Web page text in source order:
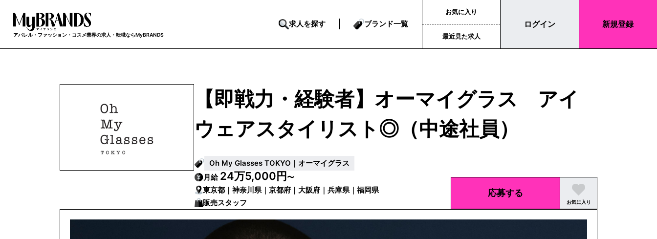
アパレル・ファッション・コスメ業界の求人・転職ならMyBRANDS
求人を探す ブランド一覧
お気に入り
最近見た求人
ログイン 新規登録
【即戦力・経験者】オーマイグラス アイ
ウェアスタイリスト◎（中途社員）
Oh My Glasses TOKYO｜オーマイグラス
月給 24万5,000円〜
東京都｜神奈川県｜京都府｜大阪府｜兵庫県｜福岡県
販売スタッフ
応募する
お気に入り